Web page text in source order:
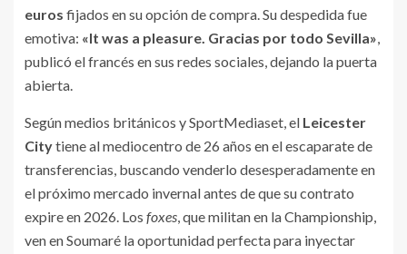
euros fijados en su opción de compra. Su despedida fue
emotiva: «It was a pleasure. Gracias por todo Sevilla»,
publicó el francés en sus redes sociales, dejando la puerta
abierta.
Según medios británicos y SportMediaset, el Leicester
Citytiene al mediocentro de 26 años en el escaparate de
transferencias, buscando venderlo desesperadamente en
el próximo mercado invernal antes de que su contrato
expire en 2026. Los foxes, que militan en la Championship,
ven en Soumaré la oportunidad perfecta para inyectar